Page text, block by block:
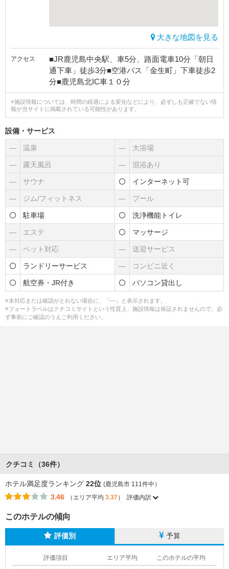
大きな地図を見る
アクセス
■JR鹿児島中央駅、車5分、路面電車10分「朝日
通下車」徒歩3分■空港バス「金生町」下車徒歩2
分■鹿児島北IC車１０分
※施設情報については、時間の経過による変化などにより、必ずしも正確でない情
報が当サイトに掲載されている可能性があります。
設備・サービス
― 温泉 ― 大浴場
― 露天風呂 ― 混浴あり
― サウナ インターネット可
― ジム/フィットネス ― プール
駐車場 洗浄機能トイレ
― エステ マッサージ
― ペット対応 ― 送迎サービス
ランドリーサービス ― コンビニ近く
航空券・JR付き パソコン貸出し
※未対応または確認がとれない場合に、「―」と表示されます。
※フォートラベルはクチコミサイトという性質上、施設情報は保証されませんので、必
ず事前にご確認のうえご利用ください。
クチコミ（36件）
ホテル満足度ランキング 22位 (鹿児島市 111件中）
3.46 （エリア平均 3.37） 評価内訳
このホテルの傾向
評価別 予算
評価項目 エリア平均 このホテルの平均